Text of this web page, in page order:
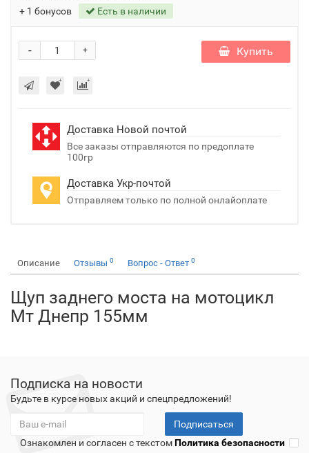
+ 1 бонусов
Есть в наличии
+
- Купить
Доставка Новой почтой
Все заказы отправляются по предоплате
100гр
Доставка Укр-почтой
Отправляем только по полной онлайоплате
Описание Отзывы 0 Вопрос - Ответ 0
Щуп заднего моста на мотоцикл
Мт Днепр 155мм
Подписка на новости
Будьте в курсе новых акций и спецпредложений!
Подписаться
Ознакомлен и согласен с текстомПолитика безопасности